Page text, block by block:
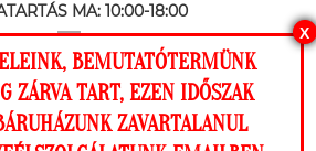
kat használ, hogy a
nyújtsa honlapunkon.
MA: 10:00-18:00
X
BEMUTATÓTERMÜNK
TART, EZEN IDŐSZAK
ZAVARTALANUL